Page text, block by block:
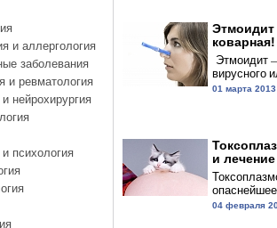
и аллергология
заболевания
и ревматология
нейрохирургия
психология
коварная!
Этмоидит
вирусного
01 марта 2013
и лечение
04 февраля